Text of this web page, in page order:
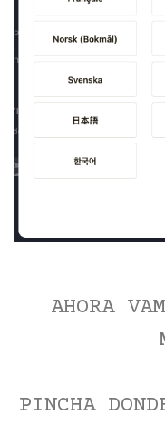
AHORA
PINCHA